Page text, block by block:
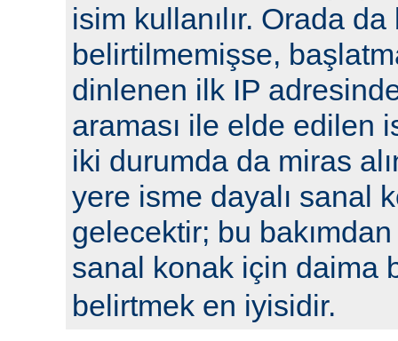
isim kullanılır. Orada
belirtilmemişse,
dinlenen ilk IP
araması ile elde edilen
iki durumda da miras
yere isme dayalı sanal
gelecektir; bu
sanal konak için daima
belirtmek en iyisidir.